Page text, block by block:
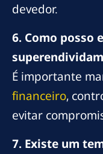
devedor.
6. Como posso
É importante
financeiro,
evitar
7. Existe um